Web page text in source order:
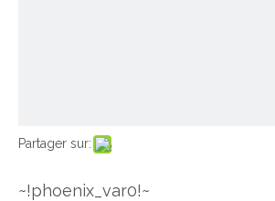
Partager sur:
~!phoenix_var0!~